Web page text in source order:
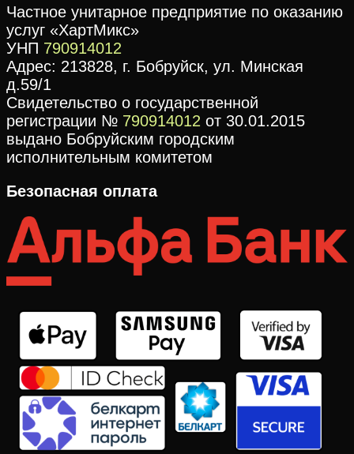
Частное унитарное предприятие по оказанию
услуг «ХартМикс»
УНП 790914012
Адрес: 213828, г. Бобруйск, ул. Минская
д.59/1
Свидетельство о государственной
регистрации № 790914012 от 30.01.2015
выдано Бобруйским городским
исполнительным комитетом
Безопасная оплата